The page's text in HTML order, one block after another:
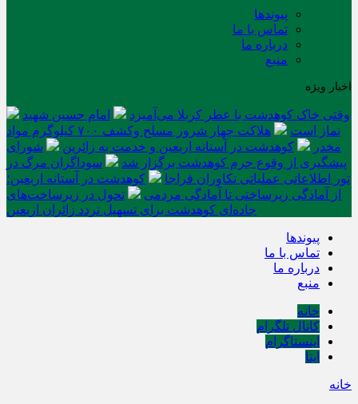
پیوندها
تماس با ما
درباره ما
منبع
اخبار ویژه
وقتی خاک کوهدشت با عطر کربلا می‌آمیزد
امام حسین شهید
نماز است
هلاکت چهار شرور مسلح وکشف ۷۰۰ کیلوگرم مواد
مخدر
کوهدشت در آستانه اربعین و خدمت‌ به زائرین
شورای
پیشگیری از وقوع جرم کوهدشت برگزار شد
سوداگران مرگ در
تور اطلاعاتی عملیاتی تکاوران فراجا
کوهدشت در آستانه اربعین؛
از آمادگی زیرساختی تا آمادگی مردمی
تحول در زیرساخت‌های
جاده‌ای کوهدشت برای تسهیل تردد زائران اربعین
پیوندها
تماس با ما
درباره ما
منبع
خانه
کانال تلگرام
اینستاگرام
ایتا
خانه